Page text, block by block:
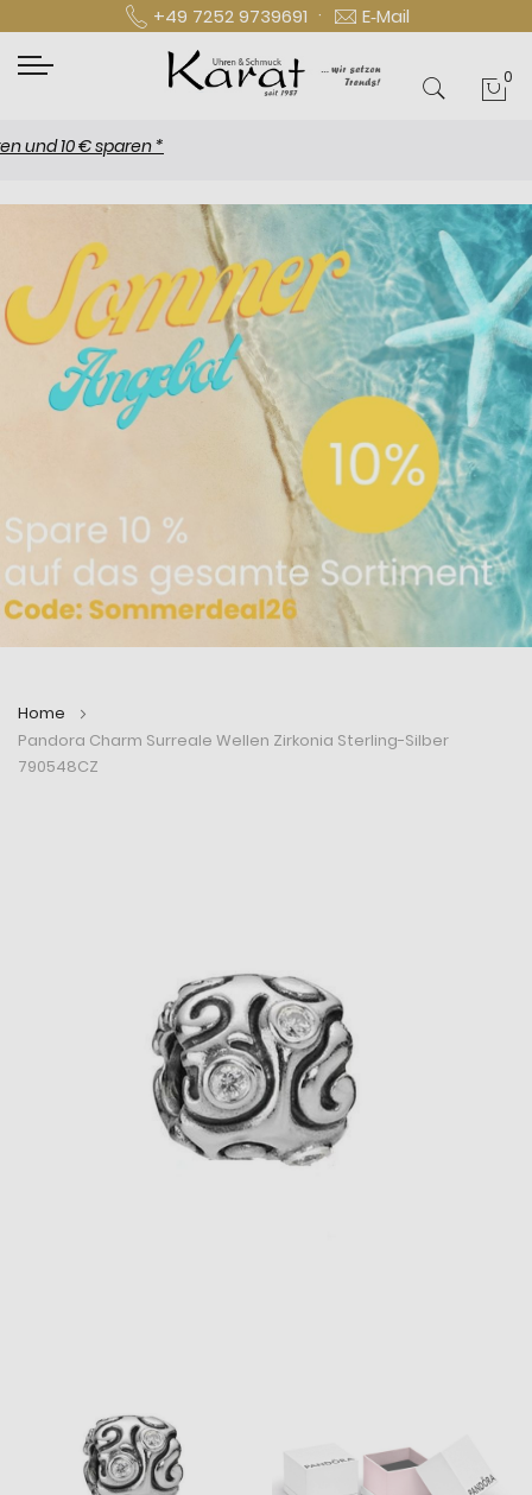
+49 7252 9739691 · E‑Mail
0
10 € sparen *
Home
Pandora Charm Surreale Wellen Zirkonia Sterling-Silber
790548CZ